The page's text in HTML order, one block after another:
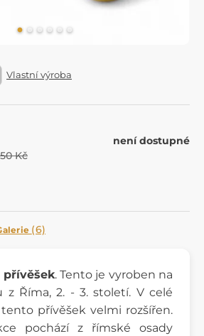
Vlastní výroba
Kč
není dostupné
(6)
přívěšek. Tento je vyroben na
z Říma, 2. - 3. století. V celé
přívěšek velmi rozšířen.
pochází z římské osady